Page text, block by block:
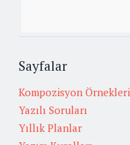
Sayfalar
Kompozisyon Örnekleri
Yazılı Soruları
Yıllık Planlar